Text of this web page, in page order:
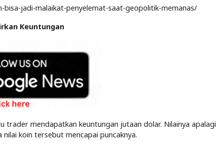
jadi-malaikat-penyelemat-saat-geopolitik-memanas/
Keuntungan
trader mendapatkan keuntungan jutaan dolar. Nilainya apalagi
koin tersebut mencapai puncaknya.